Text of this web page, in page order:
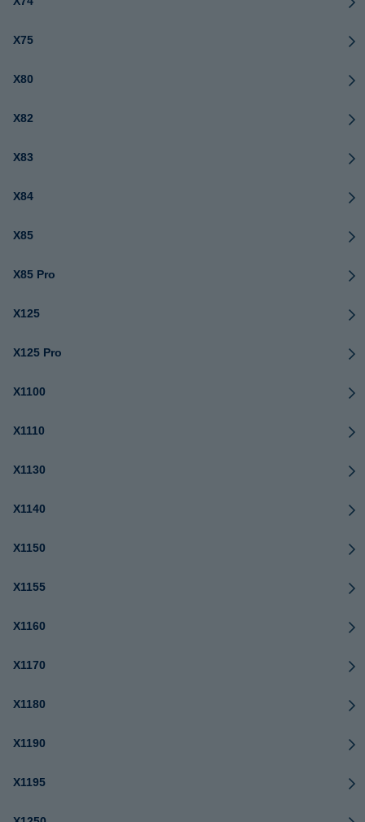
X75
X80
X82
X83
X84
X85
X85 Pro
X125
X125 Pro
X1100
X1110
X1130
X1140
X1150
X1155
X1160
X1170
X1180
X1190
X1195